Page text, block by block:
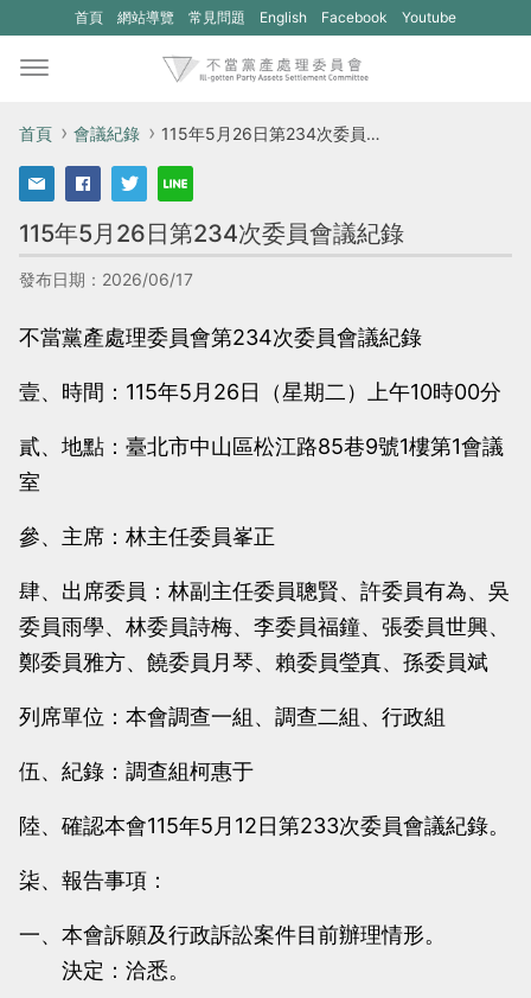
首頁 網站導覽 常見問題 English
(另
視
開
個
的
網
黨
產
處
委
Facebook
(另
開
個
網
黨
產
處
委
Youtube
首頁 會議紀錄 115年5月26日第234次委員會議紀錄
115年5月26日第234次委員會議紀錄
發布日期：2026/06/17
不當黨產處理委員會第234次委員會議紀錄
壹、時間：115年5月26日（星期二）上午10時00分
貳、地點：臺北市中山區松江路85巷9號1樓第1會議
室
參、主席：林主任委員峯正
肆、出席委員：林副主任委員聰賢、許委員有為、吳
委員雨學、林委員詩梅、李委員福鐘、張委員世興、
鄭委員雅方、饒委員月琴、賴委員瑩真、孫委員斌
列席單位：本會調查一組、調查二組、行政組
伍、紀錄：調查組柯惠于
陸、確認本會115年5月12日第233次委員會議紀錄。
柒、報告事項：
一、本會訴願及行政訴訟案件目前辦理情形。
決定：洽悉。